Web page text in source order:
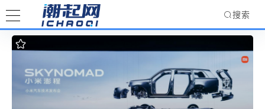
搜索